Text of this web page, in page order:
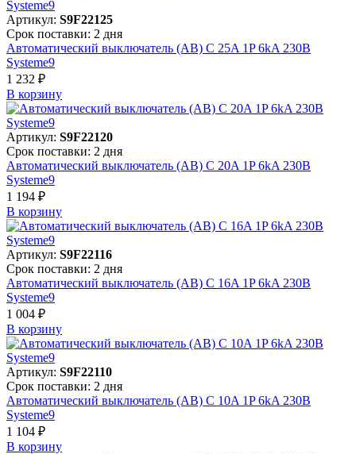
Артикул: S9F22125
Срок поставки: 2 дня
Автоматический выключатель (АВ) C 25A 1P 6kA 230В
Systeme9
1 232 ₽
В корзинy
Артикул: S9F22120
Срок поставки: 2 дня
Автоматический выключатель (АВ) C 20A 1P 6kA 230В
Systeme9
1 194 ₽
В корзинy
Артикул: S9F22116
Срок поставки: 2 дня
Автоматический выключатель (АВ) C 16A 1P 6kA 230В
Systeme9
1 004 ₽
В корзинy
Артикул: S9F22110
Срок поставки: 2 дня
Автоматический выключатель (АВ) C 10A 1P 6kA 230В
Systeme9
1 104 ₽
В корзинy